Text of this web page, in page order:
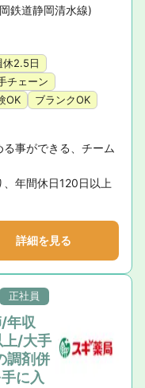
鉄道静岡清水線)
休2.5日
チェーン
OK ブランクOK
事ができる、チーム
年間休日120日以上
詳細を見る
正社員
年収
/大手
調剤併
に入